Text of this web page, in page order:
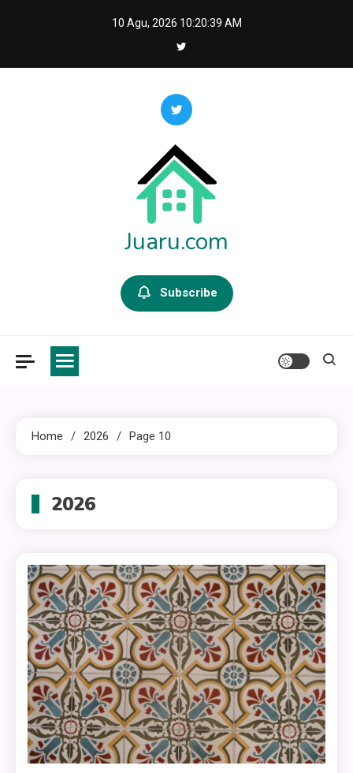
10 Agu, 2026 10:20:40 AM
Juaru.com
Subscribe
Home 2026 Page 10
2026